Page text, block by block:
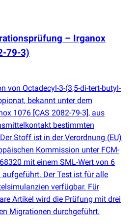
– Irganox
79-3)
von Octadecyl-3-(3,5-di-tert-butyl-
bekannt unter dem
1076 [CAS 2082-79-3], aus
bestimmten
Stoff ist in der Verordnung (EU)
Kommission unter FCM-
mit einem SML-Wert von 6
Der Test ist für alle
verfügbar. Für
Artikel wird die Prüfung mit drei
Migrationen durchgeführt.